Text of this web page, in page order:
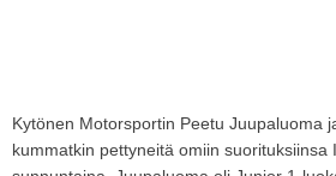
Kytönen Motorsportin Peetu Juupaluoma
kummatkin pettyneitä omiin suorituksiinsa